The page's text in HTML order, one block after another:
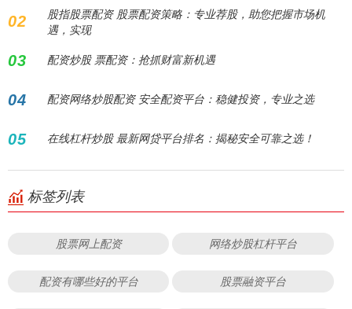
02
股指股票配资 股票配资策略：专业荐股，助您把握市场机
遇，实现
03 配资炒股 票配资：抢抓财富新机遇
04 配资网络炒股配资 安全配资平台：稳健投资，专业之选
05 在线杠杆炒股 最新网贷平台排名：揭秘安全可靠之选！
标签列表
股票网上配资 网络炒股杠杆平台
配资有哪些好的平台 股票融资平台